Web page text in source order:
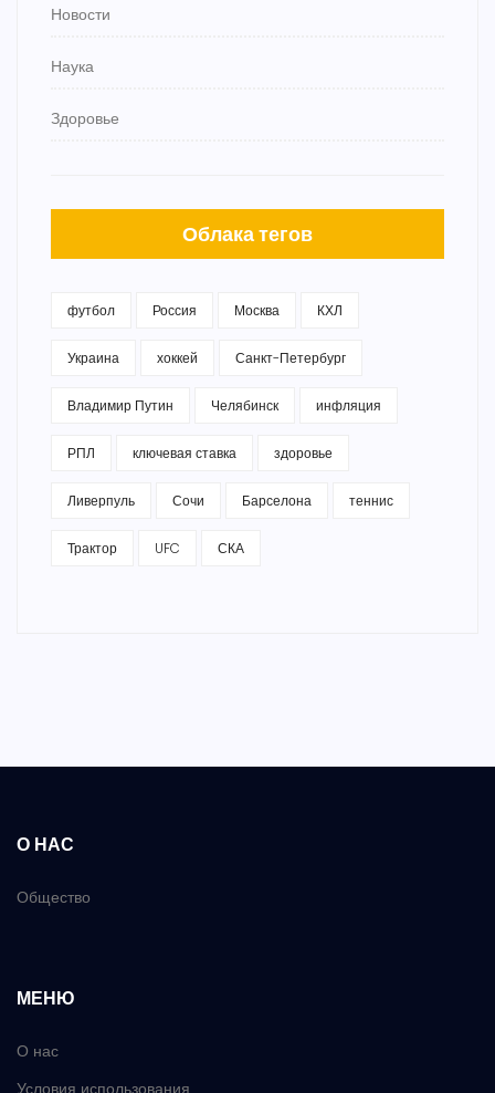
Новости
Наука
Здоровье
Облака тегов
футбол Россия Москва КХЛ
Украина хоккей Санкт-Петербург
Владимир Путин Челябинск инфляция
РПЛ ключевая ставка здоровье
Ливерпуль Сочи Барселона теннис
Трактор UFC СКА
О НАС
Общество
МЕНЮ
О нас